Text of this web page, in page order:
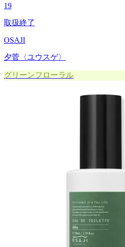
19
取扱終了
OSAJI
夕菅〈ユウスゲ〉
グリーンフローラル